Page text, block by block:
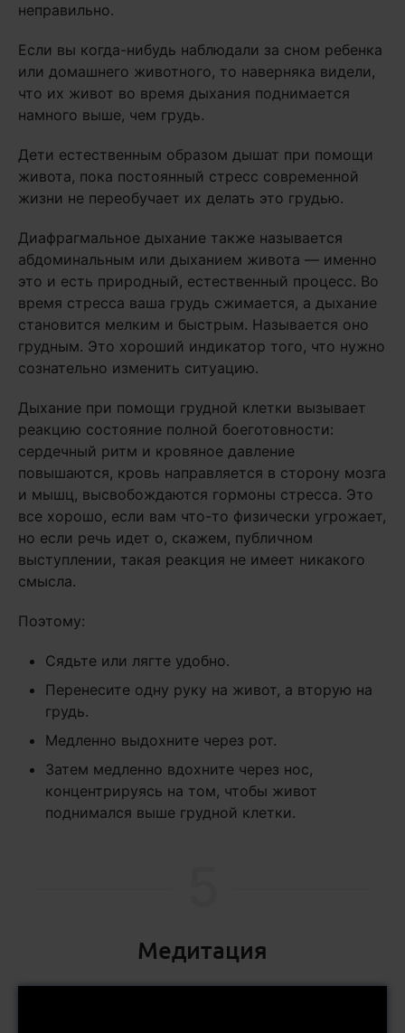
неправильно.
Если вы когда-нибудь наблюдали за сном ребенка
или домашнего животного, то наверняка видели,
что их живот во время дыхания поднимается
намного выше, чем грудь.
Дети естественным образом дышат при помощи
живота, пока постоянный стресс современной
жизни не переобучает их делать это грудью.
Диафрагмальное дыхание также называется
абдоминальным или дыханием живота — именно
это и есть природный, естественный процесс. Во
время стресса ваша грудь сжимается, а дыхание
становится мелким и быстрым. Называется оно
грудным. Это хороший индикатор того, что нужно
сознательно изменить ситуацию.
Дыхание при помощи грудной клетки вызывает
реакцию состояние полной боеготовности:
сердечный ритм и кровяное давление
повышаются, кровь направляется в сторону мозга
и мышц, высвобождаются гормоны стресса. Это
все хорошо, если вам что-то физически угрожает,
но если речь идет о, скажем, публичном
выступлении, такая реакция не имеет никакого
смысла.
Поэтому:
Сядьте или лягте удобно.
Перенесите одну руку на живот, а вторую на
грудь.
Медленно выдохните через рот.
Затем медленно вдохните через нос,
концентрируясь на том, чтобы живот
поднимался выше грудной клетки.
Медитация